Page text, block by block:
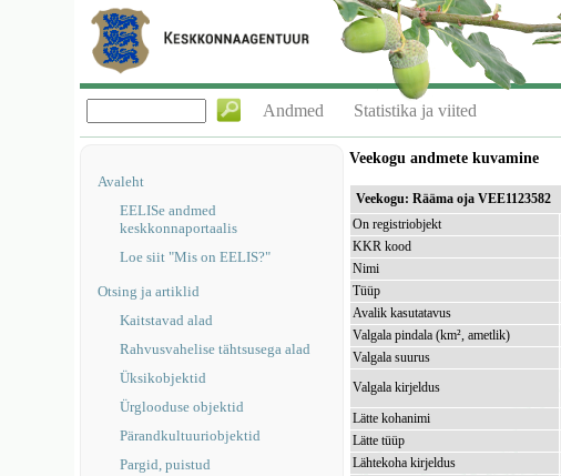
Andmed Statistika ja viited
Avaleht
EELISe andmed
keskkonnaportaalis
Loe siit "Mis on EELIS?"
Otsing ja artiklid
Kaitstavad alad
Rahvusvahelise tähtsusega alad
Üksikobjektid
Ürglooduse objektid
Pärandkultuuriobjektid
Pargid, puistud
Veekogu andmete kuvamine
Veekogu: Rääma oja VEE1123582
On registriobjekt
KKR kood
Nimi
Tüüp
Avalik kasutatavus
Valgala pindala (km², ametlik)
Valgala suurus
Valgala kirjeldus
Lätte kohanimi
Lätte tüüp
Lähtekoha kirjeldus